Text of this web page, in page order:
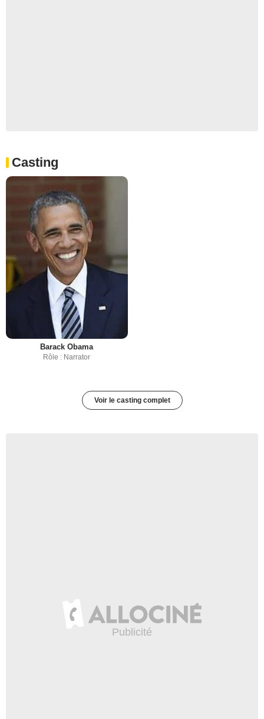
Casting
Barack Obama
Rôle : Narrator
Voir le casting complet